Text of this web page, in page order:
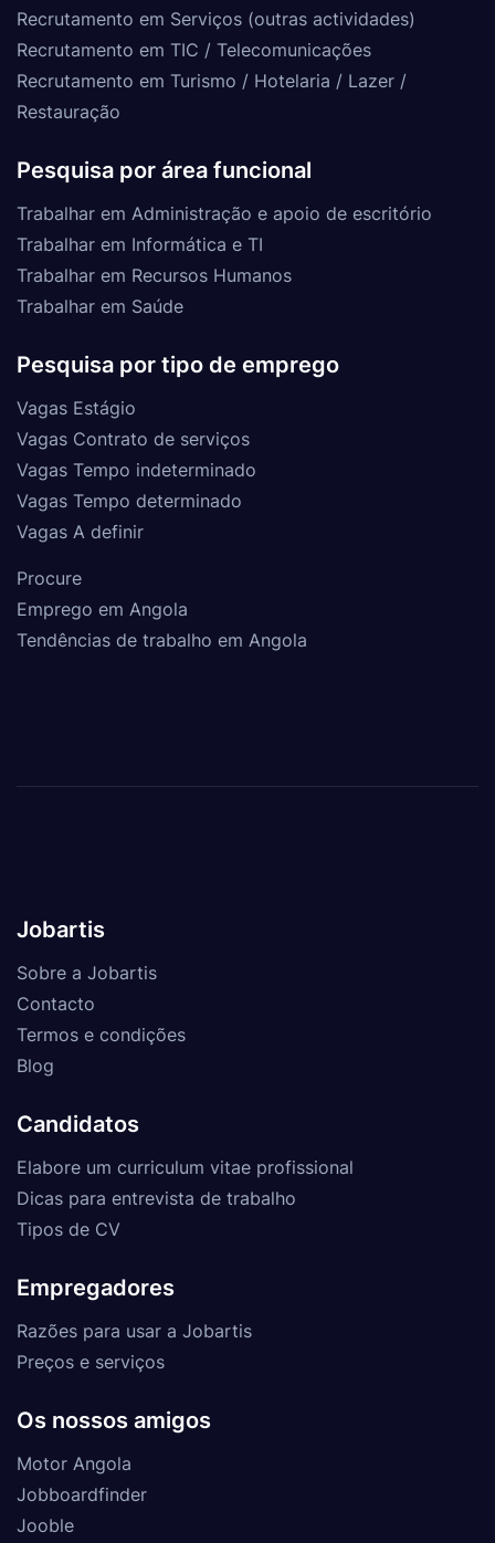
Recrutamento em Serviços (outras actividades)
Recrutamento em TIC / Telecomunicações
Recrutamento em Turismo / Hotelaria / Lazer /
Restauração
Pesquisa por área funcional
Trabalhar em Administração e apoio de escritório
Trabalhar em Informática e TI
Trabalhar em Recursos Humanos
Trabalhar em Saúde
Pesquisa por tipo de emprego
Vagas Estágio
Vagas Contrato de serviços
Vagas Tempo indeterminado
Vagas Tempo determinado
Vagas A definir
Procure
Emprego em Angola
Tendências de trabalho em Angola
Jobartis
Sobre a Jobartis
Contacto
Termos e condições
Blog
Candidatos
Elabore um curriculum vitae profissional
Dicas para entrevista de trabalho
Tipos de CV
Empregadores
Razões para usar a Jobartis
Preços e serviços
Os nossos amigos
Motor Angola
Jobboardfinder
Jooble